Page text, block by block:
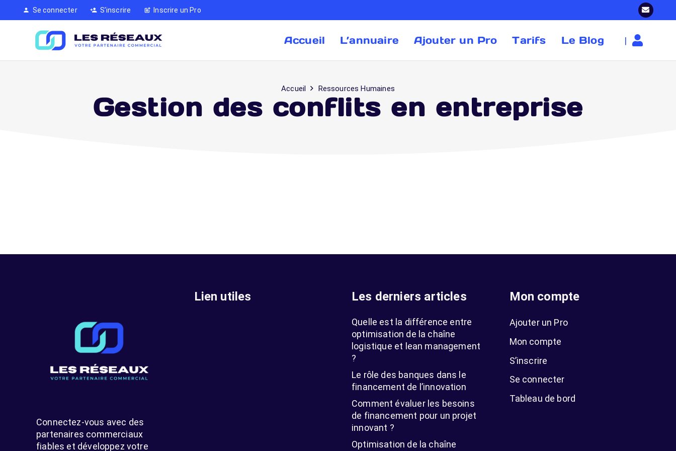
person Se connecter person_add S’inscrire post_add Inscrire un Pro
Accueil L’annuaire Ajouter un Pro Tarifs Le Blog |
Accueil Ressources Humaines
Gestion des conflits en entreprise
Connectez-vous avec des
partenaires commerciaux
fiables et développez votre
Lien utiles Les derniers articles
Quelle est la différence entre
optimisation de la chaîne
logistique et lean management
?
Le rôle des banques dans le
financement de l’innovation
Comment évaluer les besoins
de financement pour un projet
innovant ?
Optimisation de la chaîne
Mon compte
Ajouter un Pro
Mon compte
S’inscrire
Se connecter
Tableau de bord